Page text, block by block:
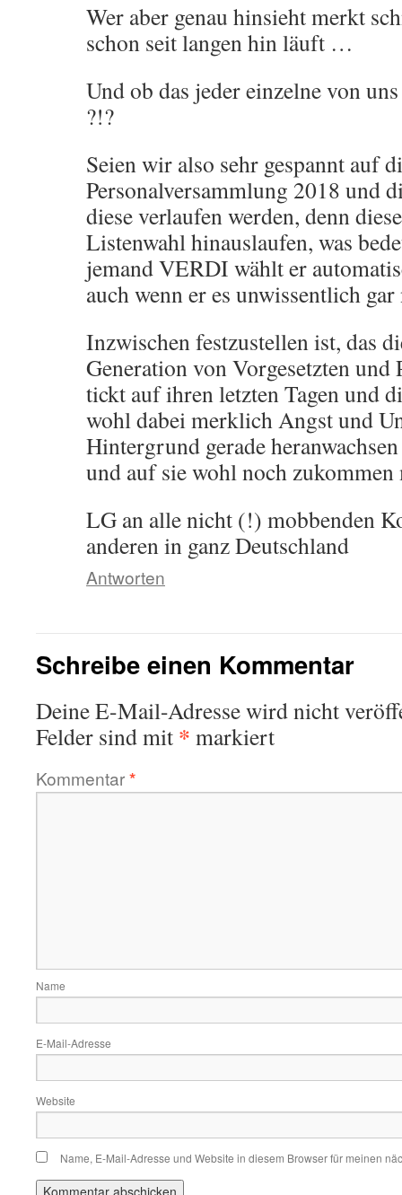
Wer aber genau hinsieht merkt
schon seit langen hin läuft …
Und ob das jeder einzelne von
?!?
Seien wir also sehr gespannt auf
Personalversammlung 2018 und
diese verlaufen werden, denn
Listenwahl hinauslaufen, was
jemand VERDI wählt er
auch wenn er es unwissentlich
Inzwischen festzustellen ist, das
Generation von Vorgesetzten
tickt auf ihren letzten Tagen und
wohl dabei merklich Angst und
Hintergrund gerade
und auf sie wohl noch zukommen
LG an alle nicht (!) mobbenden
anderen in ganz Deutschland
Antworten
Schreibe einen Kommentar
Deine E-Mail-Adresse wird nicht
Felder sind mit * markiert
Kommentar*
Name
E-Mail-Adresse
Website
Name, E-Mail-Adresse und Website in diesem Browser für meinen